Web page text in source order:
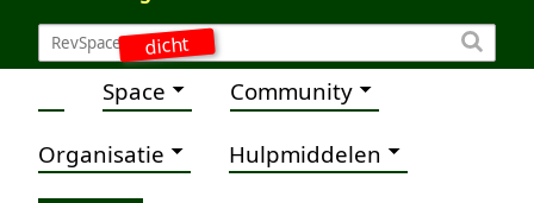
dicht
Space Community
Organisatie Hulpmiddelen